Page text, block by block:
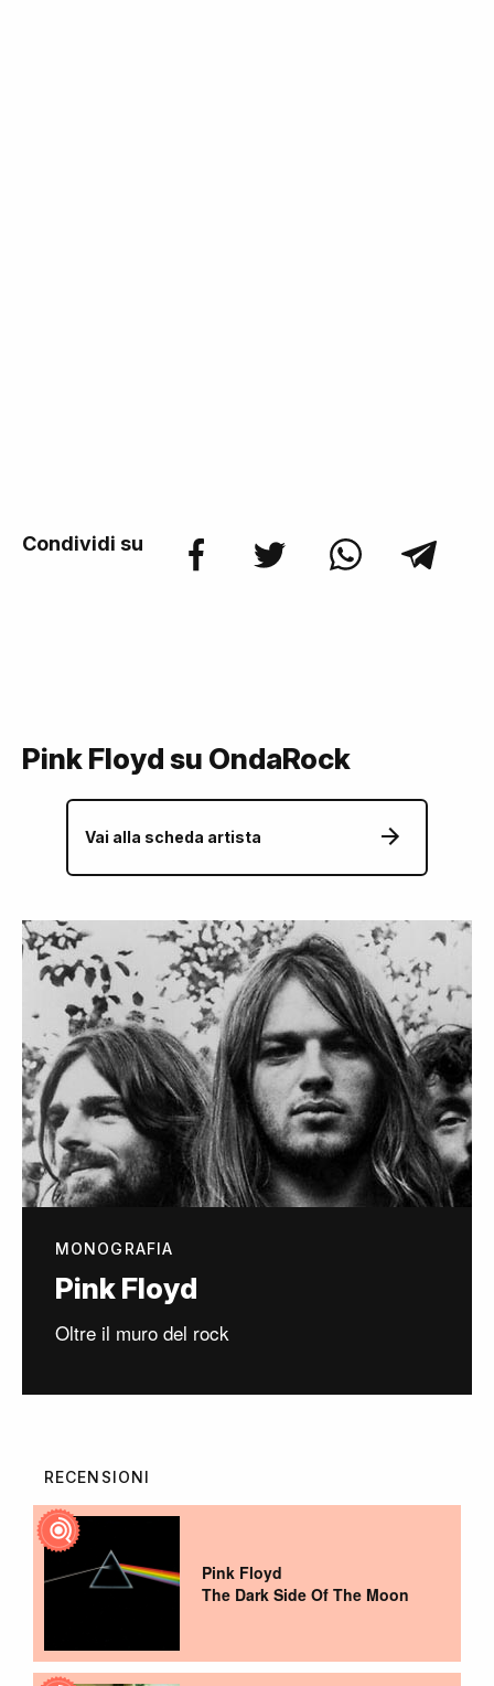
Condividi su
Pink Floyd su OndaRock
Vai alla scheda artista
MONOGRAFIA
Pink Floyd
Oltre il muro del rock
RECENSIONI
Pink Floyd
The Dark Side Of The Moon